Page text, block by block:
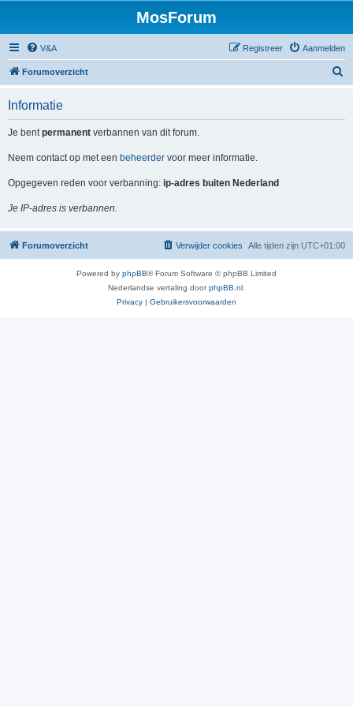
MosForum
V&A Aanmelden
Registreer
Forumoverzicht
Informatie
Je bentpermanent verbannen van dit forum.
Neem contact op met een beheerder voor meer informatie.
Opgegeven reden voor verbanning: ip-adres buiten Nederland
Je IP-adres is verbannen.
Forumoverzicht Alle tijden zijn UTC+01:00
Verwijder cookies
Powered by phpBB® Forum Software © phpBB Limited
Nederlandse vertaling doorphpBB.nl
Privacy | Gebruikersvoorwaarden